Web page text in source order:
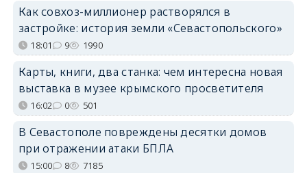
Как совхоз-миллионер растворялся в
застройке: история земли «Севастопольского»
18:01 9 1990
Карты, книги, два станка: чем интересна новая
выставка в музее крымского просветителя
16:02 0 501
В Севастополе повреждены десятки домов
при отражении атаки БПЛА
15:00 8 7185